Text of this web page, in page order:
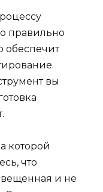
правильно
обеспечит
вы
которой
что
и не